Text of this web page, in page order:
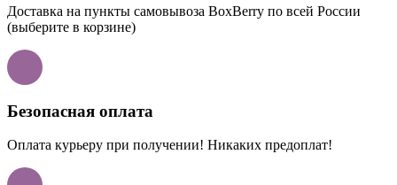
Доставка на пункты самовывоза BoxBerry по всей России
(выберите в корзине)
Безопасная оплата
Оплата курьеру при получении! Никаких предоплат!